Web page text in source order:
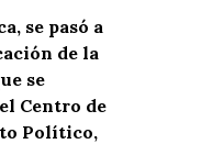
se pasó a
de la
se
Centro de
Político,